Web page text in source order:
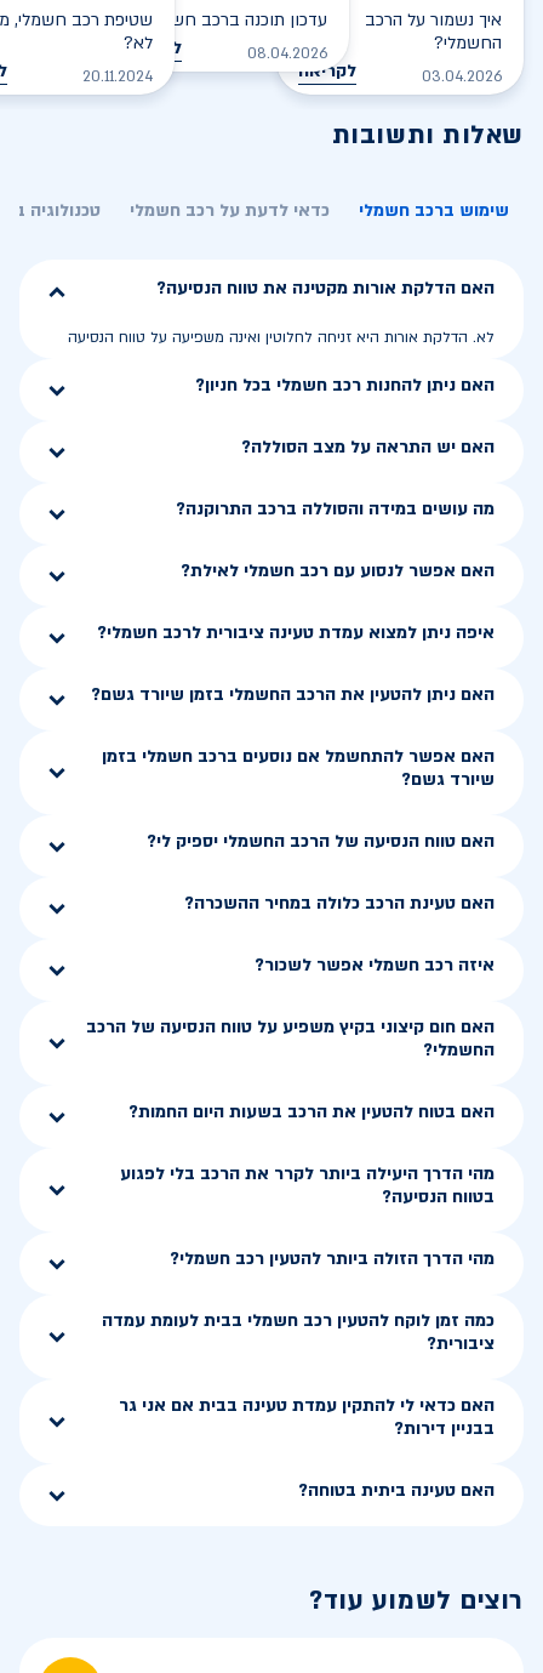
איך נשמור על הרכב
החשמלי?
03.04.2026 לקריאה
עדכון תוכנה ברכב חשמלי
08.04.2026 לקריאה
שטיפת רכב חשמלי,
לא?
20.11.2024
שאלות ותשובות
שימוש ברכב חשמלי כדאי לדעת על רכב חשמלי טכנולוגיה
האם הדלקת אורות מקטינה את טווח הנסיעה?
לא. הדלקת אורות היא זניחה לחלוטין ואינה משפיעה על טווח הנסיעה
האם ניתן להחנות רכב חשמלי בכל חניון?
האם יש התראה על מצב הסוללה?
מה עושים במידה והסוללה ברכב התרוקנה?
האם אפשר לנסוע עם רכב חשמלי לאילת?
איפה ניתן למצוא עמדת טעינה ציבורית לרכב חשמלי?
האם ניתן להטעין את הרכב החשמלי בזמן שיורד גשם?
האם אפשר להתחשמל אם נוסעים ברכב חשמלי בזמן
שיורד גשם?
האם טווח הנסיעה של הרכב החשמלי יספיק לי?
האם טעינת הרכב כלולה במחיר ההשכרה?
איזה רכב חשמלי אפשר לשכור?
האם חום קיצוני בקיץ משפיע על טווח הנסיעה של הרכב
החשמלי?
האם בטוח להטעין את הרכב בשעות היום החמות?
מהי הדרך היעילה ביותר לקרר את הרכב בלי לפגוע
בטווח הנסיעה?
מהי הדרך הזולה ביותר להטעין רכב חשמלי?
כמה זמן לוקח להטעין רכב חשמלי בבית לעומת עמדה
ציבורית?
האם כדאי לי להתקין עמדת טעינה בבית אם אני גר
בבניין דירות?
האם טעינה ביתית בטוחה?
רוצים לשמוע עוד?